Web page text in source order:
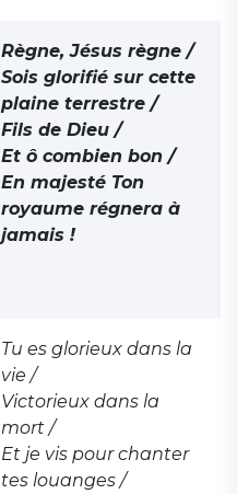
Règne, Jésus règne /
Sois glorifié sur cette
plaine terrestre /
Fils de Dieu /
Et ô combien bon /
En majesté Ton
royaume régnera à
jamais !
Tu es glorieux dans la
vie /
Victorieux dans la
mort /
Et je vis pour chanter
tes louanges /